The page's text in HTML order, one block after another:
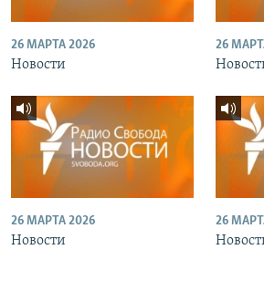
26 МАРТА 2026
Новости
26
26 МАРТА 2026
Новости
26